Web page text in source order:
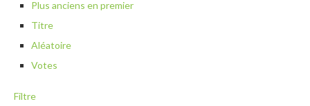
Plus anciens en premier
Titre
Aléatoire
Votes
Filtre